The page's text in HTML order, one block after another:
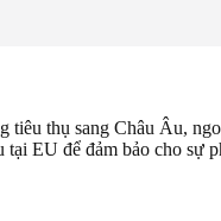
thụ sang Châu Âu,
EU để đảm bảo cho sự